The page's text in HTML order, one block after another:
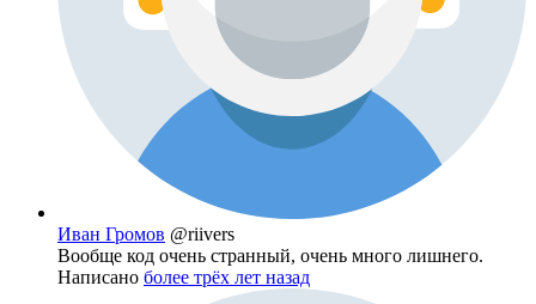
Иван Громов @riivers
Вообще код очень странный, очень много лишнего.
Написано более трёх лет назад